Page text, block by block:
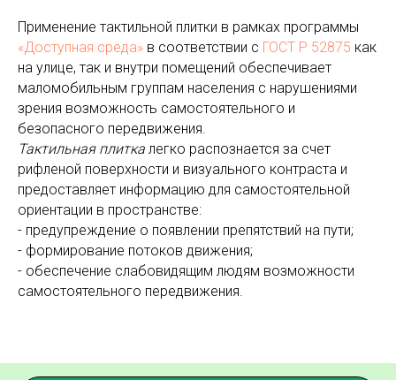
Применение тактильной плитки в рамках программы
«Доступная среда» в соответствии с ГОСТ Р 52875 как
на улице, так и внутри помещений обеспечивает
маломобильным группам населения с нарушениями
зрения возможность самостоятельного и
безопасного передвижения.
Тактильная плитка легко распознается за счет
рифленой поверхности и визуального контраста и
предоставляет информацию для самостоятельной
ориентации в пространстве:
- предупреждение о появлении препятствий на пути;
- формирование потоков движения;
- обеспечение слабовидящим людям возможности
самостоятельного передвижения.